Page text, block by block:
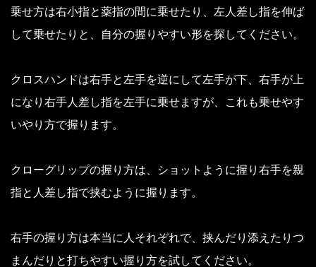
乗せ方は右小指と薬指の間に乗せたり、左人差し指を伸ば
して乗せたりと、自分の握りやすい形を探してください。
クロスハンドは右手と左手を逆にして左手が下、右手が上
になり右手人差し指を左手に乗せますが、これも乗せやす
いやり方で握ります。
クローグリップの握り方は、ショットように握り右手を親
指と人差し指で挟むように握ります。
右手の握り方は本当に人それぞれで、挟んだり添えたりつ
まんだりと打ちやすい握り方を試してください。